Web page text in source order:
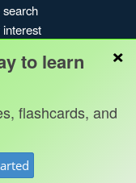
search
history
Blog
Kanshudo 2025
×
to learn
flashcards, and